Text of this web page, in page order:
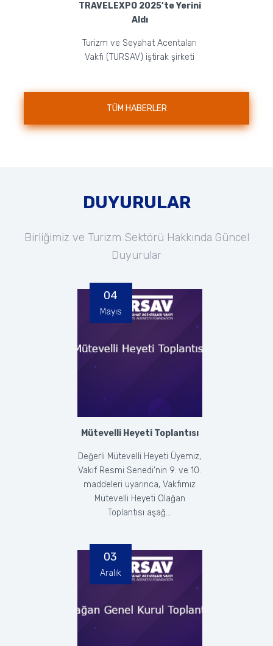
TRAVELEXPO 2025’te Yerini
Aldı
Turizm ve Seyahat Acentaları
Vakfı (TURSAV) iştirak şirketi
TÜM HABERLER
DUYURULAR
Birliğimiz ve Turizm Sektörü Hakkında Güncel
Duyurular
Mütevelli Heyeti Toplantısı
Değerli Mütevelli Heyeti Üyemiz,
Vakıf Resmi Senedi’nin 9. ve 10.
maddeleri uyarınca, Vakfımız
Mütevelli Heyeti Olağan
Toplantısı aşağ...
04
Mayıs
03
Aralık